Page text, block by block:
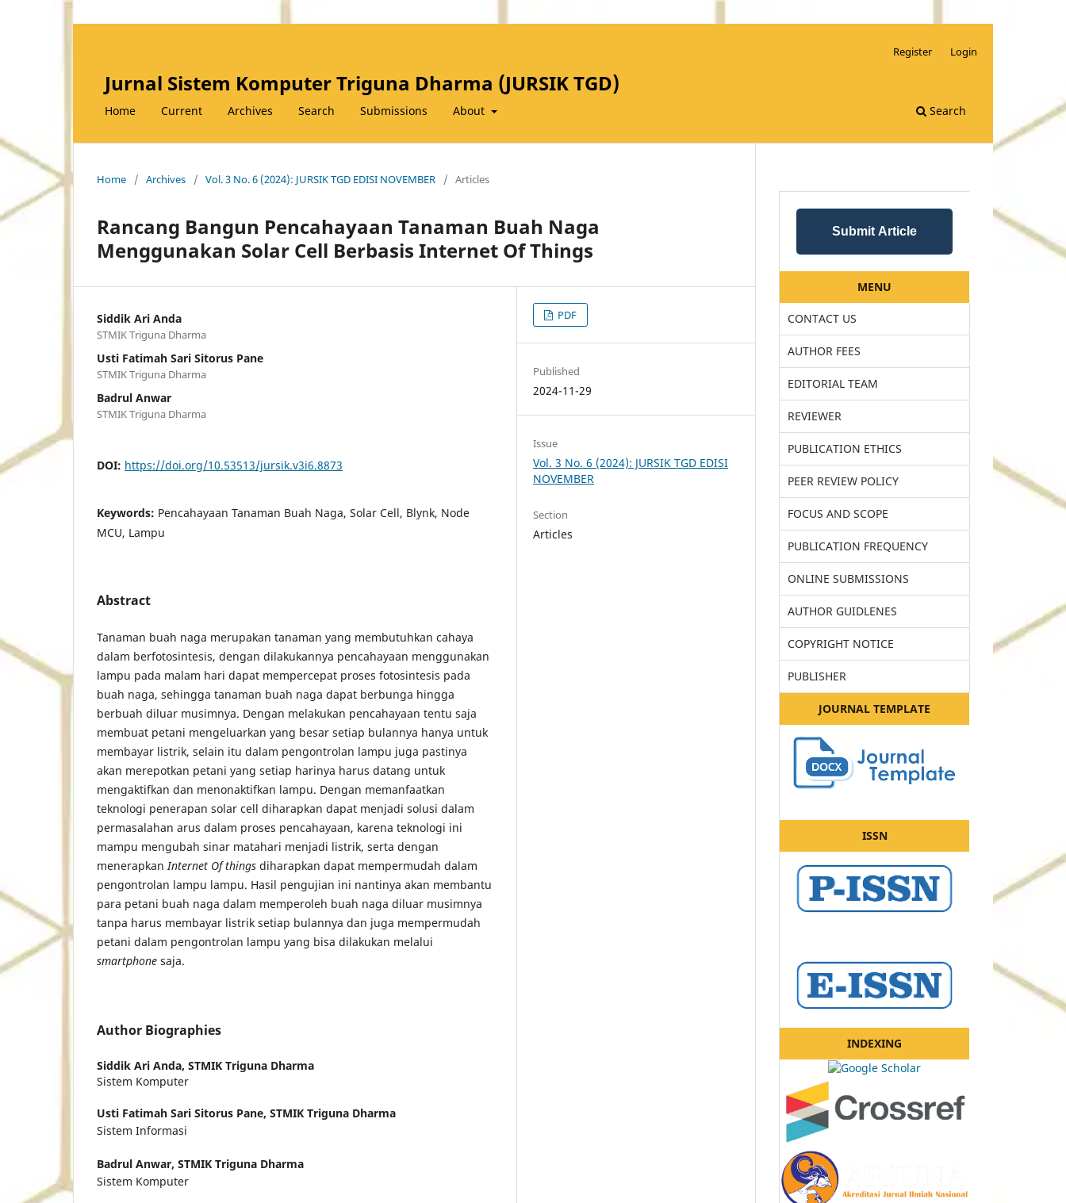
Jurnal Sistem Komputer Triguna Dharma (JURSIK TGD)
Home Current Archives Search Submissions About Search
Register Login
Home / Archives / Vol. 3 No. 6 (2024): JURSIK TGD EDISI NOVEMBER / Articles
Rancang Bangun Pencahayaan Tanaman Buah Naga
Menggunakan Solar Cell Berbasis Internet Of Things
Siddik Ari Anda
STMIK Triguna Dharma
Usti Fatimah Sari Sitorus Pane
STMIK Triguna Dharma
Badrul Anwar
STMIK Triguna Dharma
DOI: https://doi.org/10.53513/jursik.v3i6.8873
Keywords: Pencahayaan Tanaman Buah Naga, Solar Cell, Blynk, Node
MCU, Lampu
Abstract
Tanaman buah naga merupakan tanaman yang membutuhkan cahaya
dalam berfotosintesis, dengan dilakukannya pencahayaan menggunakan
lampu pada malam hari dapat mempercepat proses fotosintesis pada
buah naga, sehingga tanaman buah naga dapat berbunga hingga
berbuah diluar musimnya. Dengan melakukan pencahayaan tentu saja
membuat petani mengeluarkan yang besar setiap bulannya hanya untuk
membayar listrik, selain itu dalam pengontrolan lampu juga pastinya
akan merepotkan petani yang setiap harinya harus datang untuk
mengaktifkan dan menonaktifkan lampu. Dengan memanfaatkan
teknologi penerapan solar cell diharapkan dapat menjadi solusi dalam
permasalahan arus dalam proses pencahayaan, karena teknologi ini
mampu mengubah sinar matahari menjadi listrik, serta dengan
menerapkanInternet Of things diharapkan dapat mempermudah dalam
pengontrolan lampu lampu. Hasil pengujian ini nantinya akan membantu
para petani buah naga dalam memperoleh buah naga diluar musimnya
tanpa harus membayar listrik setiap bulannya dan juga mempermudah
petani dalam pengontrolan lampu yang bisa dilakukan melalui
smartphone saja.
Author Biographies
Siddik Ari Anda, STMIK Triguna Dharma
Sistem Komputer
Usti Fatimah Sari Sitorus Pane, STMIK Triguna Dharma
Sistem Informasi
Badrul Anwar, STMIK Triguna Dharma
Sistem Komputer
PDF
Published
2024-11-29
Issue
Vol. 3 No. 6 (2024): JURSIK TGD EDISI
NOVEMBER
Section
Articles
Submit Article
MENU
CONTACT US
AUTHOR FEES
EDITORIAL TEAM
REVIEWER
PUBLICATION ETHICS
PEER REVIEW POLICY
FOCUS AND SCOPE
PUBLICATION FREQUENCY
ONLINE SUBMISSIONS
AUTHOR GUIDLENES
COPYRIGHT NOTICE
PUBLISHER
JOURNAL TEMPLATE
ISSN
INDEXING